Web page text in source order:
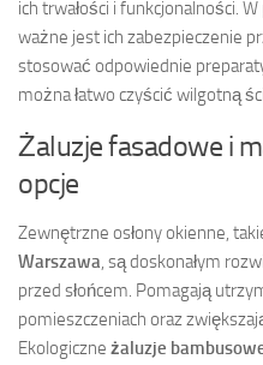
ich trwałości i funkcjonalności.
ważne jest ich zabezpieczenie
stosować odpowiednie
można łatwo czyścić wilgotną
Żaluzje fasadowe i
opcje
Zewnętrzne osłony okienne,
Warszawa, są doskonałym
przed słońcem. Pomagają
pomieszczeniach oraz
Ekologiczne żaluzje